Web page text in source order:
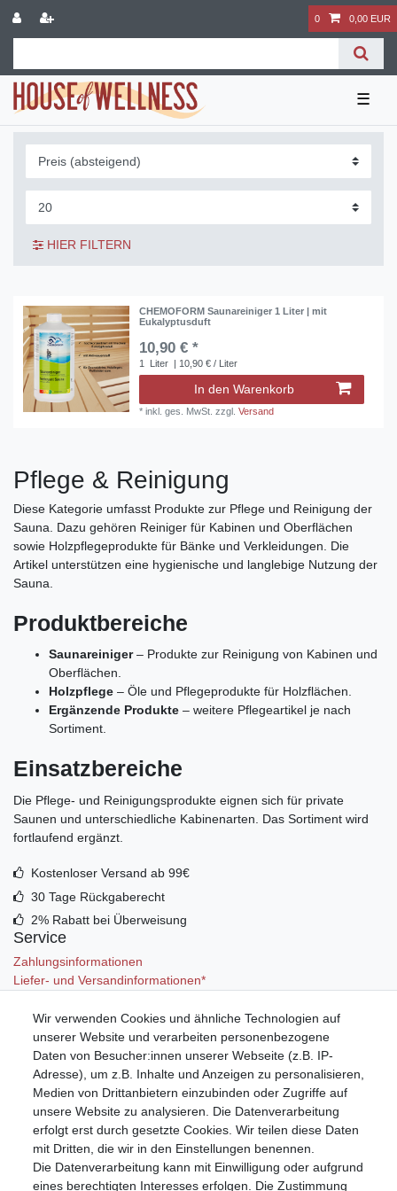
0 0,00 EUR
☰
HIER FILTERN
CHEMOFORM Saunareiniger 1 Liter | mit
Eukalyptusduft
10,90 € *
1 Liter | 10,90 € / Liter
In den Warenkorb
*inkl. ges. MwSt. zzgl.Versand
Pflege & Reinigung
Diese Kategorie umfasst Produkte zur Pflege und Reinigung der
Sauna. Dazu gehören Reiniger für Kabinen und Oberflächen
sowie Holzpflegeprodukte für Bänke und Verkleidungen. Die
Artikel unterstützen eine hygienische und langlebige Nutzung der
Sauna.
Produktbereiche
Saunareiniger– Produkte zur Reinigung von Kabinen und
Oberflächen.
Holzpflege – Öle und Pflegeprodukte für Holzflächen.
Ergänzende Produkte – weitere Pflegeartikel je nach
Sortiment.
Einsatzbereiche
Die Pflege- und Reinigungsprodukte eignen sich für private
Saunen und unterschiedliche Kabinenarten. Das Sortiment wird
fortlaufend ergänzt.
Kostenloser Versand ab 99€
30 Tage Rückgaberecht
2% Rabatt bei Überweisung
Service
Zahlungsinformationen
Liefer- und Versandinformationen*
Mein Konto
Registrieren
Anmelden (Login)
Warenkorb
Wir verwenden Cookies und ähnliche Technologien auf
unserer Website und verarbeiten personenbezogene
Daten von Besucher:innen unserer Webseite (z.B. IP-
Adresse), um z.B. Inhalte und Anzeigen zu personalisieren,
Medien von Drittanbietern einzubinden oder Zugriffe auf
unsere Website zu analysieren. Die Datenverarbeitung
erfolgt erst durch gesetzte Cookies. Wir teilen diese Daten
mit Dritten, die wir in den Einstellungen benennen.
Die Datenverarbeitung kann mit Einwilligung oder aufgrund
eines berechtigten Interesses erfolgen. Die Zustimmung